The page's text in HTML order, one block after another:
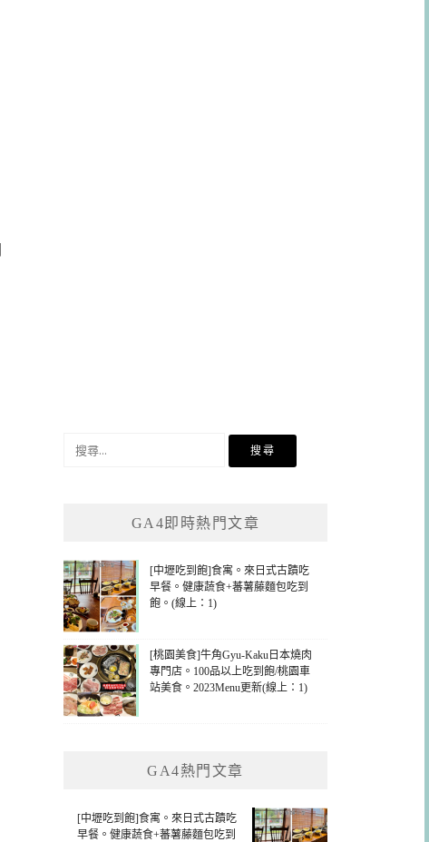
GA4即時熱門文章
[中壢吃到飽]食寓。來日式古蹟吃
早餐。健康蔬食+蕃薯藤麵包吃到
飽。(線上：1)
[桃園美食]牛角Gyu-Kaku日本燒肉
專門店。100品以上吃到飽/桃園車
站美食。2023Menu更新(線上：1)
GA4熱門文章
[中壢吃到飽]食寓。來日式古蹟吃
早餐。健康蔬食+蕃薯藤麵包吃到